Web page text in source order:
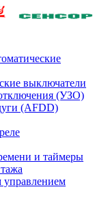
выключатели
(УЗО)
(AFDD)
и таймеры
управлением